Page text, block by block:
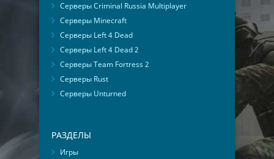
Серверы Criminal Russia Multiplayer
Серверы Minecraft
Серверы Left 4 Dead
Серверы Left 4 Dead 2
Серверы Team Fortress 2
Серверы Rust
Серверы Unturned
РАЗДЕЛЫ
Игры